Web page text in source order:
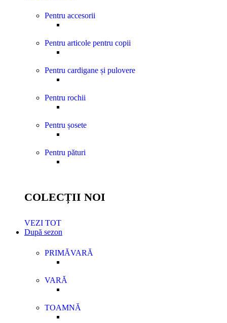
Pentru accesorii
Pentru articole pentru copii
Pentru cardigane și pulovere
Pentru rochii
Pentru șosete
Pentru pături
COLECȚII NOI
VEZI TOT
După sezon
PRIMĂVARĂ
VARĂ
TOAMNĂ